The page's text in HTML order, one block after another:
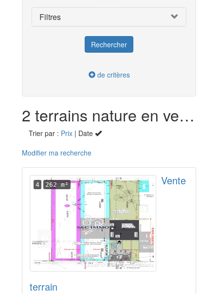
Filtres
de critères
2 terrains nature en vente dans la Seine-Saint-Denis (93)
Trier par : Prix | Date
Modifier ma recherche
4 262 m² Vente
terrain